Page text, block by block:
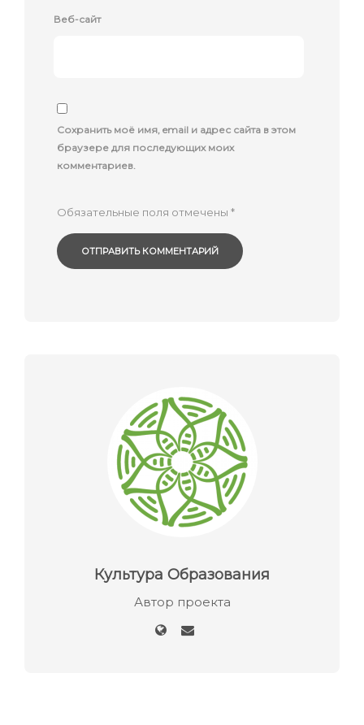
Веб-сайт
Сохранить моё имя, email и адрес сайта в этом
браузере для последующих моих
комментариев.
Обязательные поля отмечены *
Культура Образования
Автор проекта